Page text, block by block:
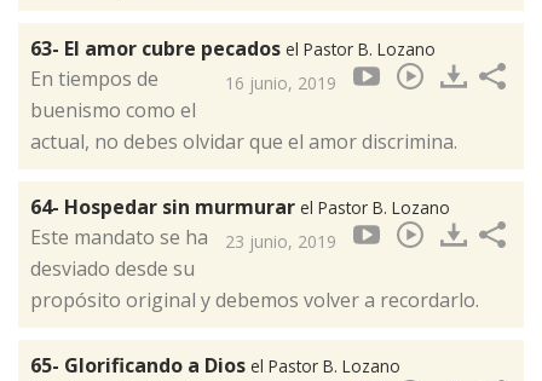
63- El amor cubre pecados el Pastor B. Lozano
16 junio, 2019
En tiempos de
buenismo como el
actual, no debes olvidar que el amor discrimina.
64- Hospedar sin murmurar el Pastor B. Lozano
23 junio, 2019
Este mandato se ha
desviado desde su
propósito original y debemos volver a recordarlo.
65- Glorificando a Dios el Pastor B. Lozano